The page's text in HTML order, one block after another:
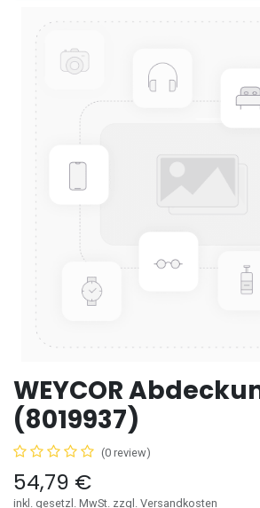
WEYCOR
(8019937)
(0 review)
54,79 €
inkl. gesetzl. MwSt. zzgl. Versandkosten